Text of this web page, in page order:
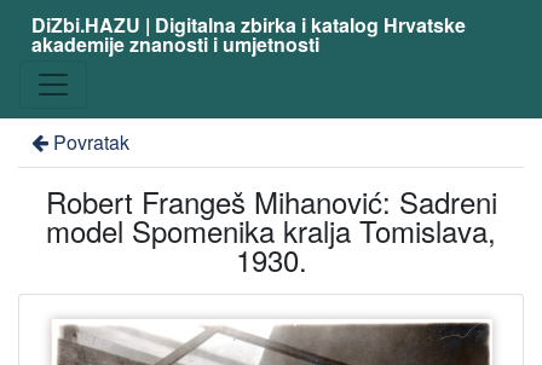
DiZbi.HAZU | Digitalna zbirka i katalog Hrvatske
akademije znanosti i umjetnosti
Povratak
Robert Frangeš Mihanović: Sadreni
model Spomenika kralja Tomislava,
1930.